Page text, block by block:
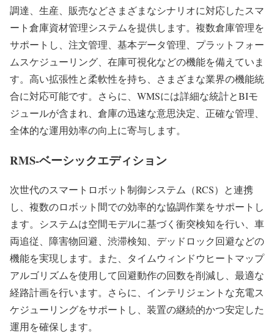
調達、生産、販売などさまざまなシナリオに対応したスマ
ート倉庫資材管理システムを提供します。複数倉庫管理を
サポートし、注文管理、基本データ管理、プラットフォー
ムスケジューリング、在庫可視化などの機能を備えていま
す。高い拡張性と柔軟性を持ち、さまざまな業界の機能統
合に対応可能です。さらに、WMSには詳細な統計とBIモ
ジュールが含まれ、倉庫の迅速な意思決定、正確な管理、
全体的な運用効率の向上に寄与します。
RMS-ベーシックエディション
次世代のスマートロボット制御システム（RCS）と連携
し、複数のロボット間での効率的な協調作業をサポートし
ます。システムは空間モデルに基づく衝突検知を行い、車
両追従、障害物回避、渋滞検知、デッドロック回避などの
機能を実現します。また、タイムウィンドウヒートマップ
アルゴリズムを使用して回避動作の回数を削減し、最適な
経路計画を行います。さらに、インテリジェントな充電ス
ケジューリングをサポートし、装置の継続的かつ安定した
運用を確保します。